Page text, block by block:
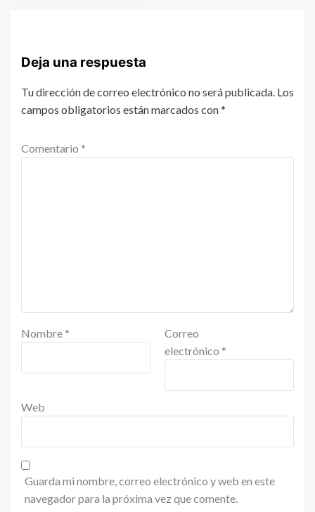
Deja una respuesta
Tu dirección de correo electrónico no será publicada. Los
campos obligatorios están marcados con*
Comentario *
Nombre *
Correo
electrónico *
Web
Guarda mi nombre, correo electrónico y web en este
navegador para la próxima vez que comente.